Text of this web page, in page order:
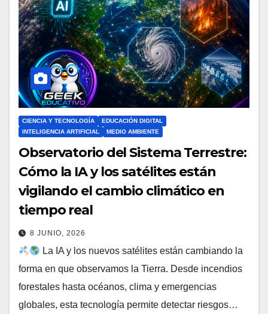
CIENCIA Y TECNOLOGÍA
EDUCACIÓN DIGITAL
INTELIGENCIA ARTIFICIAL
MEDIO AMBIENTE
Observatorio del Sistema Terrestre:
Cómo la IA y los satélites están
vigilando el cambio climático en
tiempo real
8 JUNIO, 2026
La IA y los nuevos satélites están cambiando la
forma en que observamos la Tierra. Desde incendios
forestales hasta océanos, clima y emergencias
globales, esta tecnología permite detectar riesgos…